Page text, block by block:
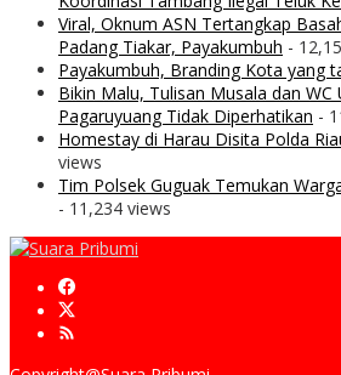
Viral, Oknum ASN Tertangkap
Padang Tiakar, Payakumbuh -
Payakumbuh, Branding Kota yang
Bikin Malu, Tulisan Musala dan
Pagaruyuang Tidak Diperhatikan -
Homestay di Harau Disita Polda
views
Tim Polsek Guguak Temukan
- 11,234 views